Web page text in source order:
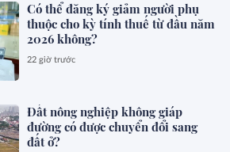
Có thể đăng ký giảm người phụ
thuộc cho kỳ tính thuế từ đầu năm
2026 không?
22 giờ trước
Đất nông nghiệp không giáp
đường có được chuyển đổi sang
đất ở?